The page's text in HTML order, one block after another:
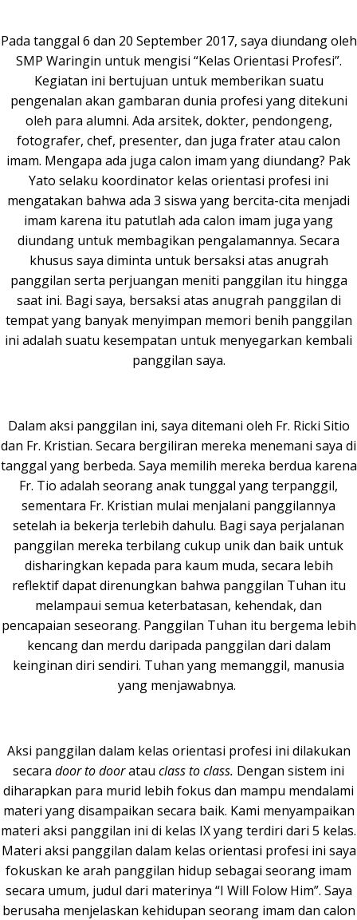
Pada tanggal 6 dan 20 September 2017, saya diundang oleh
SMP Waringin untuk mengisi “Kelas Orientasi Profesi”.
Kegiatan ini bertujuan untuk memberikan suatu
pengenalan akan gambaran dunia profesi yang ditekuni
oleh para alumni. Ada arsitek, dokter, pendongeng,
fotografer, chef, presenter, dan juga frater atau calon
imam. Mengapa ada juga calon imam yang diundang? Pak
Yato selaku koordinator kelas orientasi profesi ini
mengatakan bahwa ada 3 siswa yang bercita-cita menjadi
imam karena itu patutlah ada calon imam juga yang
diundang untuk membagikan pengalamannya. Secara
khusus saya diminta untuk bersaksi atas anugrah
panggilan serta perjuangan meniti panggilan itu hingga
saat ini. Bagi saya, bersaksi atas anugrah panggilan di
tempat yang banyak menyimpan memori benih panggilan
ini adalah suatu kesempatan untuk menyegarkan kembali
panggilan saya.
Dalam aksi panggilan ini, saya ditemani oleh Fr. Ricki Sitio
dan Fr. Kristian. Secara bergiliran mereka menemani saya di
tanggal yang berbeda. Saya memilih mereka berdua karena
Fr. Tio adalah seorang anak tunggal yang terpanggil,
sementara Fr. Kristian mulai menjalani panggilannya
setelah ia bekerja terlebih dahulu. Bagi saya perjalanan
panggilan mereka terbilang cukup unik dan baik untuk
disharingkan kepada para kaum muda, secara lebih
reflektif dapat direnungkan bahwa panggilan Tuhan itu
melampaui semua keterbatasan, kehendak, dan
pencapaian seseorang. Panggilan Tuhan itu bergema lebih
kencang dan merdu daripada panggilan dari dalam
keinginan diri sendiri. Tuhan yang memanggil, manusia
yang menjawabnya.
Aksi panggilan dalam kelas orientasi profesi ini dilakukan
secara door to dooratau class to class. Dengan sistem ini
diharapkan para murid lebih fokus dan mampu mendalami
materi yang disampaikan secara baik. Kami menyampaikan
materi aksi panggilan ini di kelas IX yang terdiri dari 5 kelas.
Materi aksi panggilan dalam kelas orientasi profesi ini saya
fokuskan ke arah panggilan hidup sebagai seorang imam
secara umum, judul dari materinya “I Will Folow Him”. Saya
berusaha menjelaskan kehidupan seorang imam dan calon